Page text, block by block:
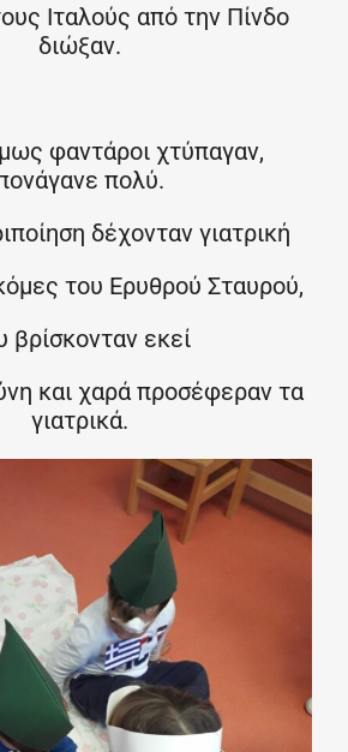
Ιταλούς από την Πίνδο
διώξαν.
φαντάροι χτύπαγαν,
πολύ.
δέχονταν γιατρική
του Ερυθρού Σταυρού,
βρίσκονταν εκεί
και χαρά προσέφεραν τα
γιατρικά.